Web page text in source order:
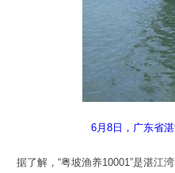
6月8日，广东省湛
据了解，“粤坡渔养10001”是湛江